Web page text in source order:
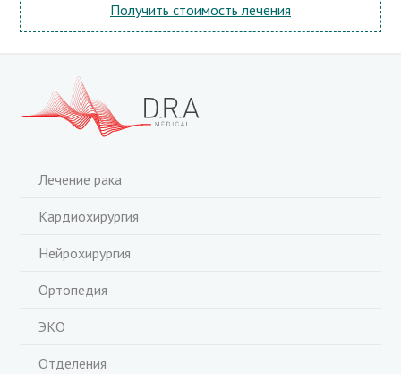
Получить стоимость лечения
Лечение рака
Кардиохирургия
Нейрохирургия
Ортопедия
ЭКО
Отделения